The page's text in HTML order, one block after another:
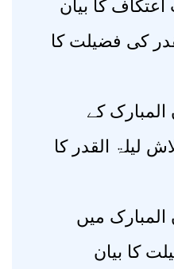
القدر کی فضیلت کا
المبارک کے
لیلۃ القدر کا
المبارک میں
کا بیان